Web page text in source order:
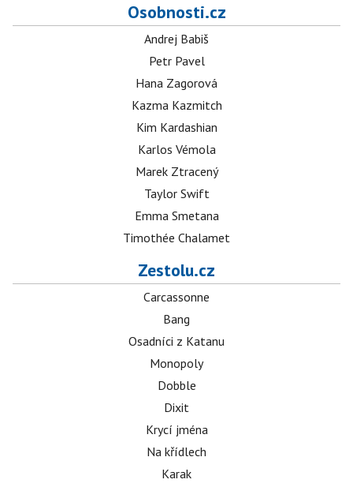
Osobnosti.cz
Andrej Babiš
Petr Pavel
Hana Zagorová
Kazma Kazmitch
Kim Kardashian
Karlos Vémola
Marek Ztracený
Taylor Swift
Emma Smetana
Timothée Chalamet
Zestolu.cz
Carcassonne
Bang
Osadníci z Katanu
Monopoly
Dobble
Dixit
Krycí jména
Na křídlech
Karak